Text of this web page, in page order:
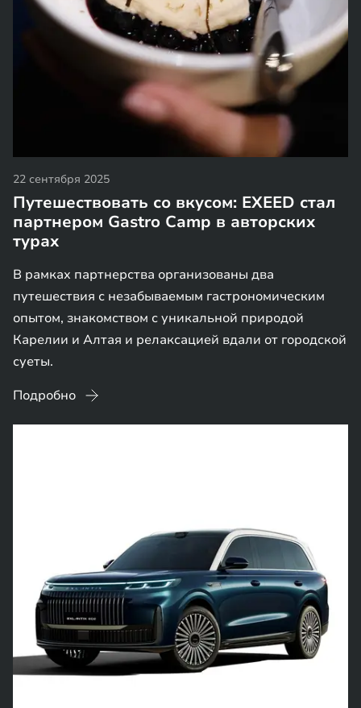
22 сентября 2025
Путешествовать со вкусом: EXEED стал
партнером Gastro Camp в авторских
турах
В рамках партнерства организованы два
путешествия с незабываемым гастрономическим
опытом, знакомством с уникальной природой
Карелии и Алтая и релаксацией вдали от городской
суеты.
Подробно